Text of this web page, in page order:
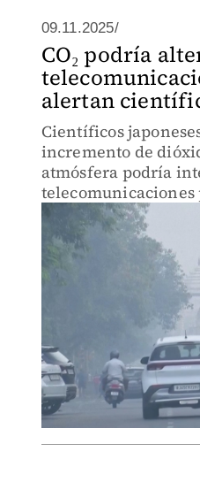
09.11.2025/
CO₂ podría
alertan
Científicos
incremento de
atmósfera podría
corta, afectando la
señales a larga